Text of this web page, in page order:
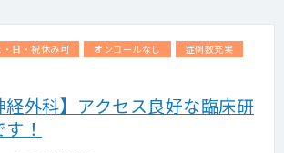
ト）
・日・祝休み可 オンコールなし
症例数充実
経外科】アクセス良好な臨床研
！